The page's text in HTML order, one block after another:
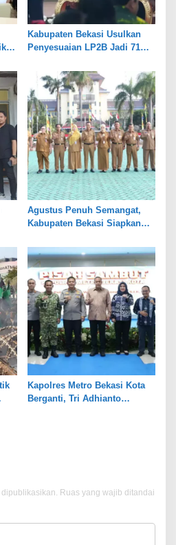
Kabupaten Bekasi Usulkan
Penyesuaian LP2B Jadi 71
Industri dan Pertanian
Agustus Penuh Semangat,
Kabupaten Bekasi Siapkan
Hari Besar
Kapolres Metro Bekasi Kota
Berganti, Tri Adhianto
Ruas yang wajib ditandai